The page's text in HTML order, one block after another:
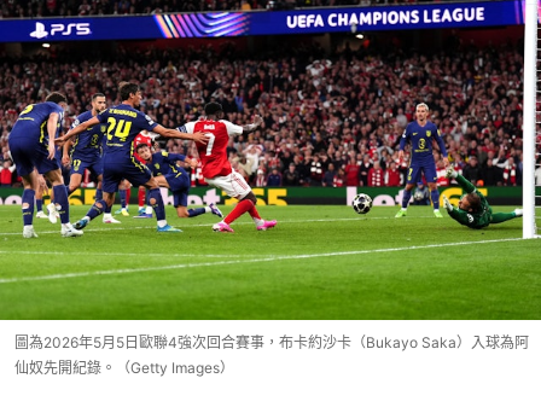
圖為2026年5月5日歐聯4強次回合賽事，布卡約沙卡（Bukayo Saka）入球為阿
仙奴先開紀錄。（Getty Images）